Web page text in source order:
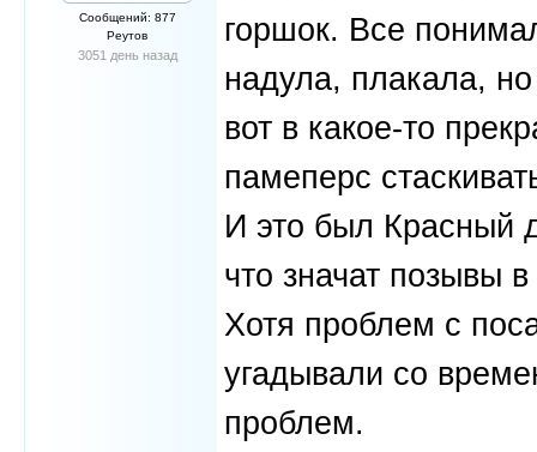
Сообщений: 877
Реутов
3051 день назад
горшок. Все
надула, плакала,
вот в какое-то
памеперс
И это был Красный
что значат позывы
Хотя проблем с
угадывали со
проблем.